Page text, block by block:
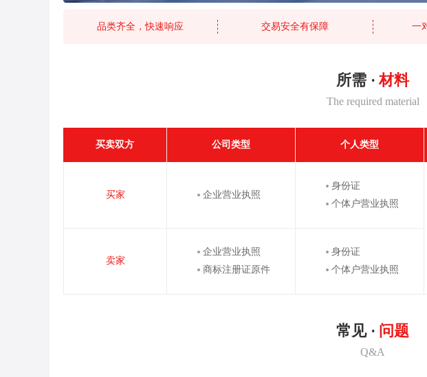
品类齐全，快速响应 交易安全有保障 一
所需 · 材料
The required material
买卖双方 公司类型 个人类型
买家 企业营业执照
身份证
个体户营业执照
卖家
企业营业执照
商标注册证原件
身份证
个体户营业执照
常见 · 问题
Q&A